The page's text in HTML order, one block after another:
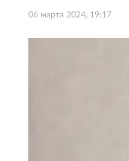
06 марта 2024, 19:17